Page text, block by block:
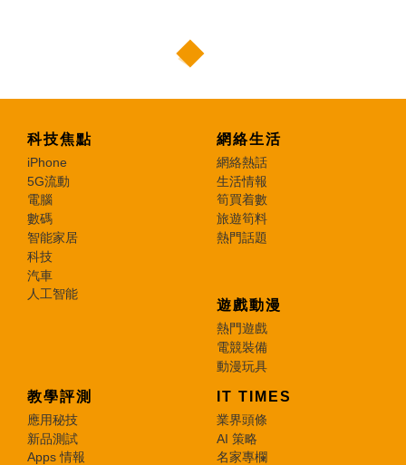
科技焦點
iPhone
5G流動
電腦
數碼
智能家居
科技
汽車
人工智能
網絡生活
網絡熱話
生活情報
筍買着數
旅遊筍料
熱門話題
遊戲動漫
熱門遊戲
電競裝備
動漫玩具
教學評測
應用秘技
新品測試
Apps 情報
IT TIMES
業界頭條
AI 策略
名家專欄